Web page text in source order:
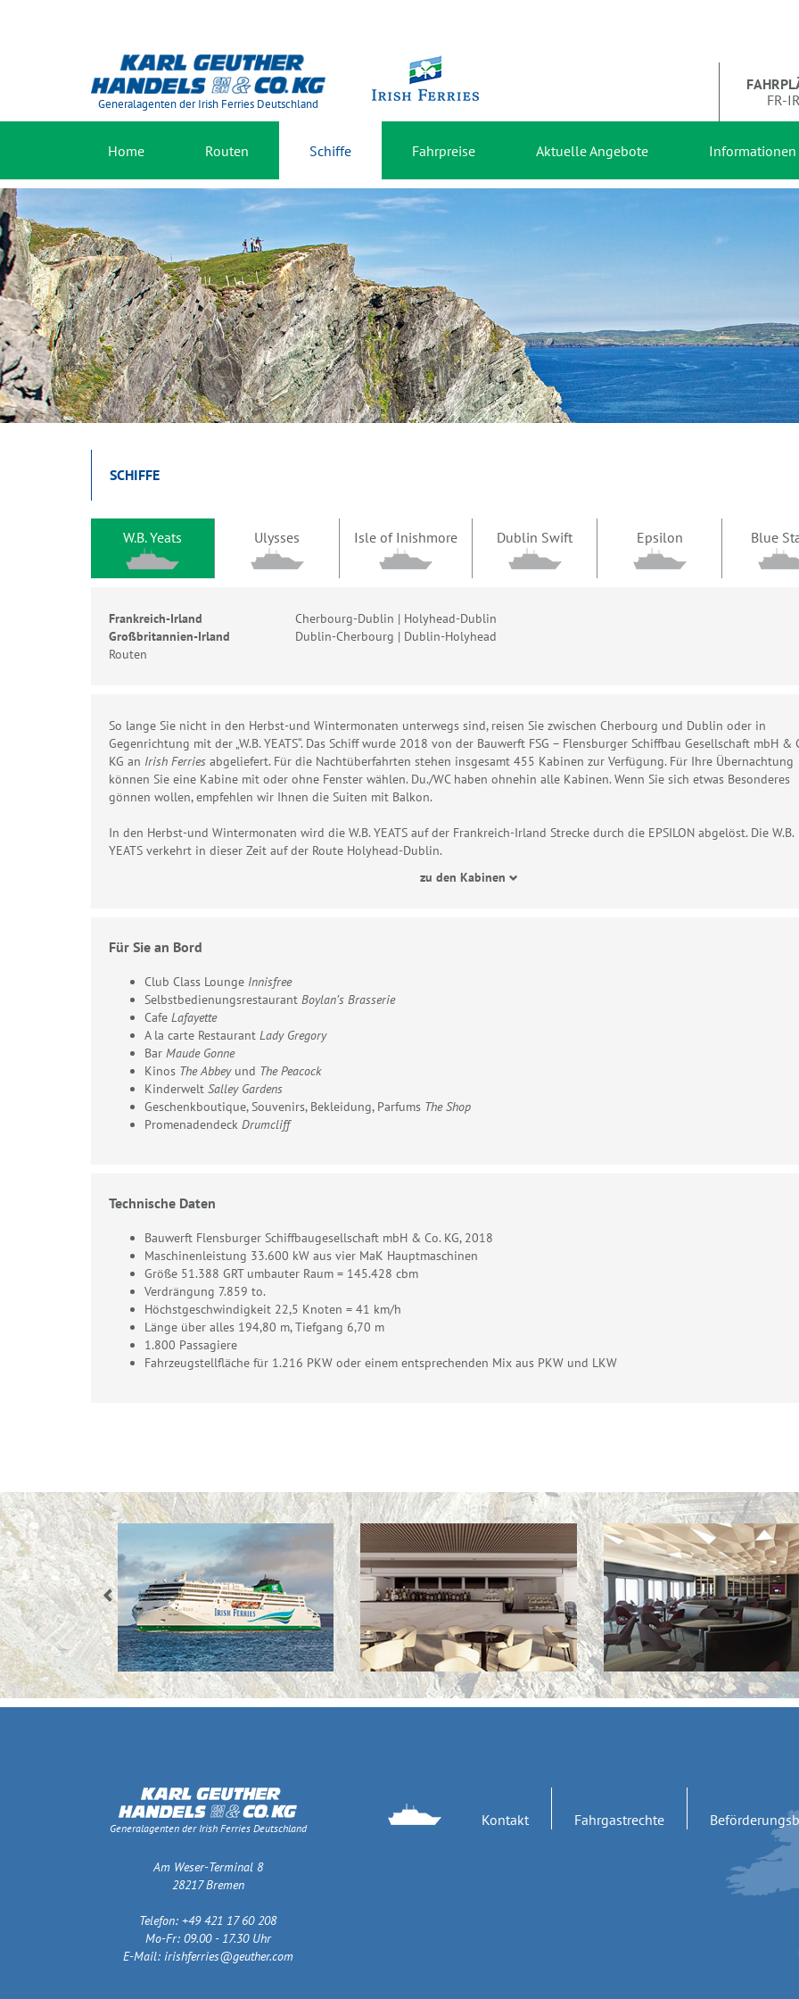
Generalagenten der Irish Ferries Deutschland
FR-
Home Routen Schiffe Fahrpreise Aktuelle Angebote Informationen
SCHIFFE
W.B. Yeats Ulysses Isle of Inishmore Dublin Swift Epsilon Blue
Frankreich-Irland
Großbritannien-Irland
Routen
Cherbourg-Dublin | Holyhead-Dublin
Dublin-Cherbourg | Dublin-Holyhead
So lange Sie nicht in den Herbst-und Wintermonaten unterwegs sind, reisen Sie zwischen Cherbourg und Dublin oder in
Gegenrichtung mit der „W.B. YEATS“. Das Schiff wurde 2018 von der Bauwerft FSG – Flensburger Schiffbau Gesellschaft mbH &
KG an Irish Ferries abgeliefert. Für die Nachtüberfahrten stehen insgesamt 455 Kabinen zur Verfügung. Für Ihre Übernachtung
können Sie eine Kabine mit oder ohne Fenster wählen. Du./WC haben ohnehin alle Kabinen. Wenn Sie sich etwas Besonderes
gönnen wollen, empfehlen wir Ihnen die Suiten mit Balkon.
In den Herbst-und Wintermonaten wird die W.B. YEATS auf der Frankreich-Irland Strecke durch die EPSILON abgelöst. Die W.B.
YEATS verkehrt in dieser Zeit auf der Route Holyhead-Dublin.
zu den Kabinen
Für Sie an Bord
Club Class Lounge Innisfree
Selbstbedienungsrestaurant Boylan’s Brasserie
Cafe Lafayette
A la carte Restaurant Lady Gregory
Bar Maude Gonne
Kinos The Abbeyund The Peacock
Kinderwelt Salley Gardens
Geschenkboutique, Souvenirs, Bekleidung, Parfums The Shop
Promenadendeck Drumcliff
Technische Daten
Bauwerft Flensburger Schiffbaugesellschaft mbH & Co. KG, 2018
Maschinenleistung 33.600 kW aus vier MaK Hauptmaschinen
Größe 51.388 GRT umbauter Raum = 145.428 cbm
Verdrängung 7.859 to.
Höchstgeschwindigkeit 22,5 Knoten = 41 km/h
Länge über alles 194,80 m, Tiefgang 6,70 m
1.800 Passagiere
Fahrzeugstellfläche für 1.216 PKW oder einem entsprechenden Mix aus PKW und LKW
Previous
Generalagenten der Irish Ferries Deutschland
Am Weser-Terminal 8
28217 Bremen
Telefon: +49 421 17 60 208
Mo-Fr: 09.00 - 17.30 Uhr
E-Mail: irishferries@geuther.com
Kontakt Fahrgastrechte